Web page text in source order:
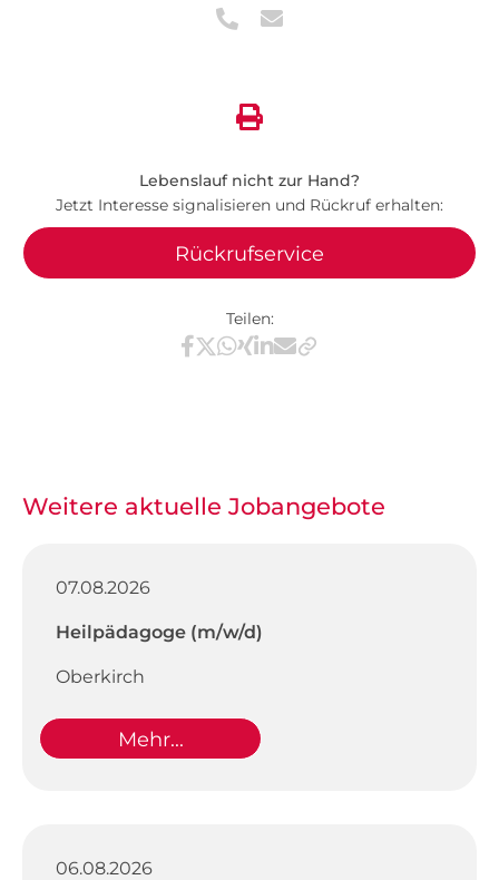
Lebenslauf nicht zur Hand?
Jetzt Interesse signalisieren und Rückruf erhalten:
Rückrufservice
Teilen:
Teilen via Facebook
Teilen via X / Twitter
Teilen via WhatsApp
Teilen via Xing
Teilen via LinkedIn
Teilen via E-Mail
Weitere aktuelle Jobangebote
07.08.2026
Heilpädagoge (m/w/d)
Oberkirch
Mehr...
06.08.2026